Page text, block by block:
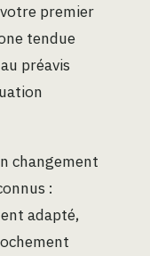
premier
tendue
préavis
changement
:
adapté,